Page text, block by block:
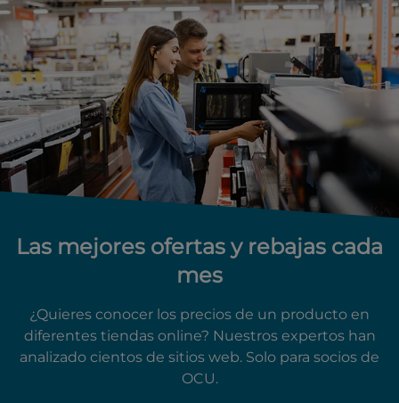
Las mejores ofertas y rebajas cada
mes
¿Quieres conocer los precios de un producto en
diferentes tiendas online? Nuestros expertos han
analizado cientos de sitios web. Solo para socios de
OCU.